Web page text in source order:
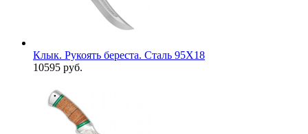
Клык. Рукоять береста. Сталь 95Х18
10595 руб.